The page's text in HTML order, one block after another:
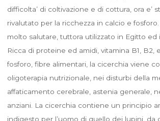
difficolta’ di coltivazione e di cottura, ora e’
rivalutato per la ricchezza in calcio e fosforo.
molto salutare, tuttora utilizzato in Egitto ed
Ricca di proteine ed amidi, vitamina B1, B2,
fosforo, fibre alimentari, la cicerchia viene
oligoterapia nutrizionale, nei disturbi della
affaticamento cerebrale, astenia generale,
anziani. La cicerchia contiene un principio
indigesto per l’uomo di quello dei lupini, da